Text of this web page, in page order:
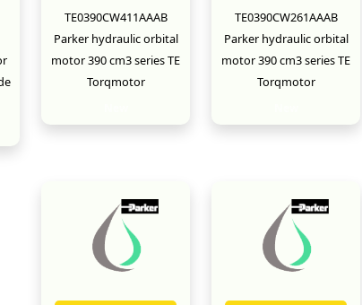
TE0390CW411AAAB
Parker hydraulic orbital
motor 390 cm3 series TE
Torqmotor
TE0390CW261AAAB
Parker hydraulic orbital
motor 390 cm3 series TE
Torqmotor